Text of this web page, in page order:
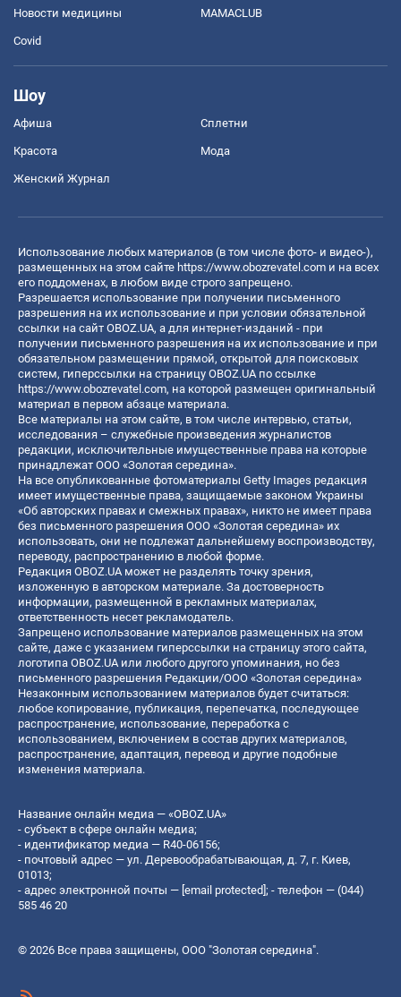
Новости медицины MAMACLUB
Covid
Шоу
Афиша Сплетни
Красота Мода
Женский Журнал
Использование любых материалов (в том числе фото- и видео-),
размещенных на этом сайте https://www.obozrevatel.com и на всех
его поддоменах, в любом виде строго запрещено.
Разрешается использование при получении письменного
разрешения на их использование и при условии обязательной
ссылки на сайт OBOZ.UA, а для интернет-изданий - при
получении письменного разрешения на их использование и при
обязательном размещении прямой, открытой для поисковых
систем, гиперссылки на страницу OBOZ.UA по ссылке
https://www.obozrevatel.com, на которой размещен оригинальный
материал в первом абзаце материала.
Все материалы на этом сайте, в том числе интервью, статьи,
исследования – служебные произведения журналистов
редакции, исключительные имущественные права на которые
принадлежат ООО «Золотая середина».
На все опубликованные фотоматериалы Getty Images редакция
имеет имущественные права, защищаемые законом Украины
«Об авторских правах и смежных правах», никто не имеет права
без письменного разрешения ООО «Золотая середина» их
использовать, они не подлежат дальнейшему воспроизводству,
переводу, распространению в любой форме.
Редакция OBOZ.UA может не разделять точку зрения,
изложенную в авторском материале. За достоверность
информации, размещенной в рекламных материалах,
ответственность несет рекламодатель.
Запрещено использование материалов размещенных на этом
сайте, даже с указанием гиперссылки на страницу этого сайта,
логотипа OBOZ.UA или любого другого упоминания, но без
письменного разрешения Редакции/ООО «Золотая середина»
Незаконным использованием материалов будет считаться:
любое копирование, публикация, перепечатка, последующее
распространение, использование, переработка с
использованием, включением в состав других материалов,
распространение, адаптация, перевод и другие подобные
изменения материала.
Название онлайн медиа — «OBOZ.UA»
- субъект в сфере онлайн медиа;
- идентификатор медиа — R40-06156;
- почтовый адрес — ул. Деревообрабатывающая, д. 7, г. Киев,
01013;
- адрес электронной почты — [email protected]; - телефон — (044)
585 46 20
© 2026 Все права защищены, ООО "Золотая середина".